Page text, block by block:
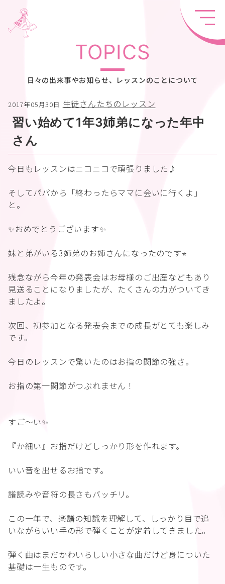
TOPICS
日々の出来事やお知らせ、レッスンのことについて
2017年05月30日 生徒さんたちのレッスン
習い始めて1年3姉弟になった年中
さん
今日もレッスンはニコニコで頑張りました♪
そしてパパから「終わったらママに会いに行くよ」
と。
✨おめでとうございます✨
妹と弟がいる3姉弟のお姉さんになったのです⭐︎
残念ながら今年の発表会はお母様のご出産などもあり
見送ることになりましたが、たくさんの力がついてき
ましたよ。
次回、初参加となる発表会までの成長がとても楽しみ
です。
今日のレッスンで驚いたのはお指の関節の強さ。
お指の第一関節がつぶれません！
すご〜い✨
『か細い』お指だけどしっかり形を作れます。
いい音を出せるお指です。
譜読みや音符の長さもバッチリ。
この一年で、楽譜の知識を理解して、しっかり目で追
いながらいい手の形で弾くことが定着してきました。
弾く曲はまだかわいらしい小さな曲だけど身についた
基礎は一生ものです。